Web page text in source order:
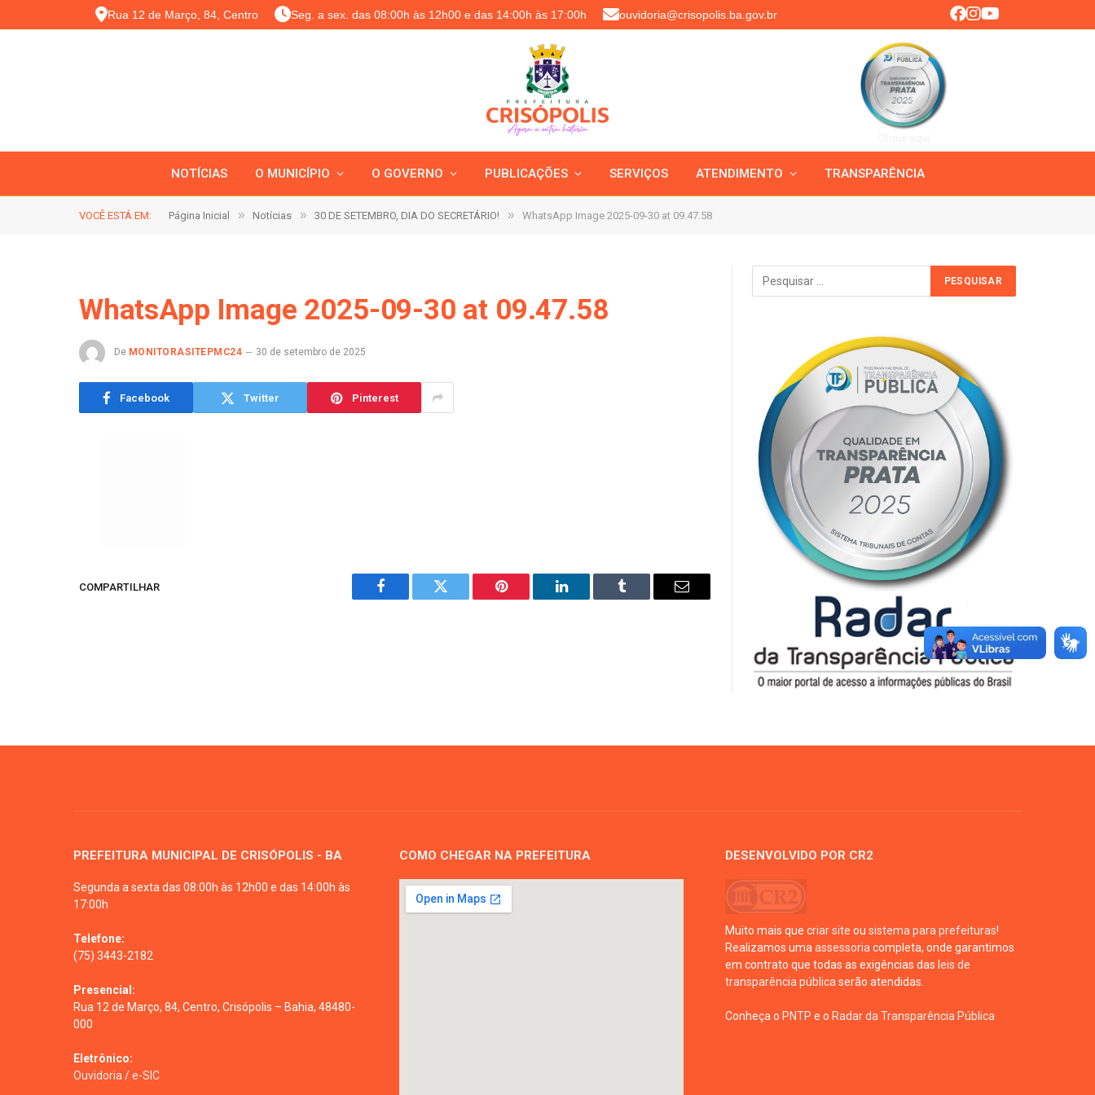
Rua 12 de Março, 84, Centro Seg. a sex. das 08:00h às 12h00 e das 14:00h às 17:00h ouvidoria@crisopolis.ba.gov.br
NOTÍCIAS O MUNICÍPIO O GOVERNO PUBLICAÇÕES SERVIÇOS ATENDIMENTO TRANSPARÊNCIA
VOCÊ ESTÁ EM: Página Inicial » Notícias » 30 DE SETEMBRO, DIA DO SECRETÁRIO! » WhatsApp Image 2025-09-30 at 09.47.58
WhatsApp Image 2025-09-30 at 09.47.58
De MONITORASITEPMC24 30 de setembro de 2025
Facebook Twitter Pinterest
COMPARTILHAR
Facebook Twitter Pinterest LinkedIn Tumblr Email
PREFEITURA MUNICIPAL DE CRISÓPOLIS - BA
Segunda a sexta das 08:00h às 12h00 e das 14:00h às
17:00h
Telefone:
(75) 3443-2182
Presencial:
Rua 12 de Março, 84, Centro, Crisópolis – Bahia, 48480-
000
Eletrônico:
Ouvidoria /e-SIC
COMO CHEGAR NA PREFEITURA DESENVOLVIDO POR CR2
Muito mais que criar site ou sistema para prefeituras!
Realizamos uma assessoria completa, onde garantimos
em contrato que todas as exigências das leis de
transparência pública serão atendidas.
Conheça o PNTP e o Radar da Transparência Pública